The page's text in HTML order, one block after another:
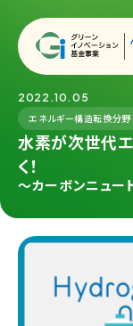
2022.10.05
エネルギー構造転換分野
水素が次世代
く！
〜カーボンニュー